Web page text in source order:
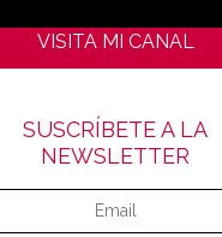
VISITA MI CANAL
SUSCRÍBETE A LA
NEWSLETTER